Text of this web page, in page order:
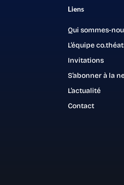
Liens
Qui sommes-
L’équipe
Invitations
S’abonner à la
L’actualité
Contact